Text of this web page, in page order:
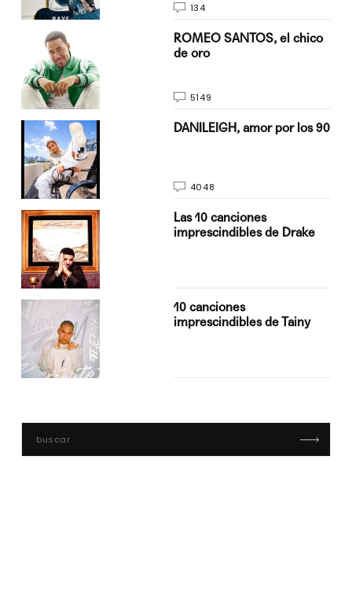
134
ROMEO SANTOS, el chico
de oro
5149
DANILEIGH, amor por los 90
4048
Las 10 canciones
imprescindibles de Drake
10 canciones
imprescindibles de Tainy